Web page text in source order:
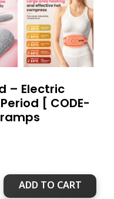
– Electric
[ CODE-
ADD TO CART